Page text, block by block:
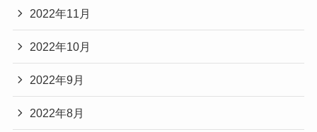
2022年11月
2022年10月
2022年9月
2022年8月